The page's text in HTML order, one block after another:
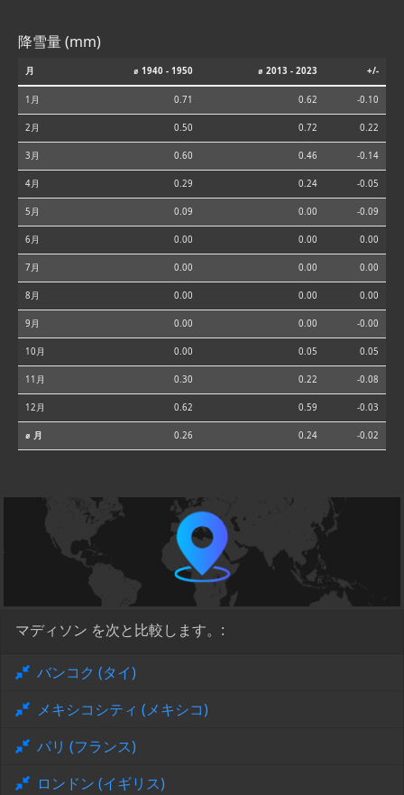
降雪量 (mm)
月 ⌀ 1940 - 1950 ⌀ 2013 - 2023 +/-
1月 0.71 0.62 -0.10
2月 0.50 0.72 0.22
3月 0.60 0.46 -0.14
4月 0.29 0.24 -0.05
5月 0.09 0.00 -0.09
6月 0.00 0.00 0.00
7月 0.00 0.00 0.00
8月 0.00 0.00 0.00
9月 0.00 0.00 -0.00
10月 0.00 0.05 0.05
11月 0.30 0.22 -0.08
12月 0.62 0.59 -0.03
⌀ 月 0.26 0.24 -0.02
マディソン を次と比較します。:
バンコク (タイ)
メキシコシティ (メキシコ)
パリ (フランス)
ロンドン (イギリス)